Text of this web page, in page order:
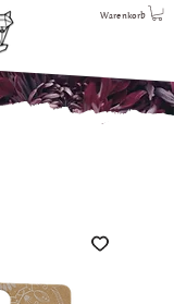
Warenkorb